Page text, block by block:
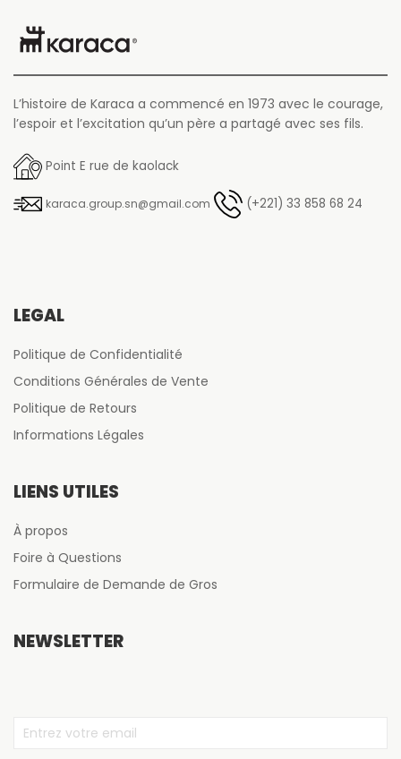
L’histoire de Karaca a commencé en 1973 avec le courage,
l’espoir et l’excitation qu’un père a partagé avec ses fils.
Point E rue de kaolack
karaca.group.sn@gmail.com (+221) 33 858 68 24
LÉGAL
Politique de Confidentialité
Conditions Générales de Vente
Politique de Retours
Informations Légales
LIENS UTILES
À propos
Foire à Questions
Formulaire de Demande de Gros
NEWSLETTER